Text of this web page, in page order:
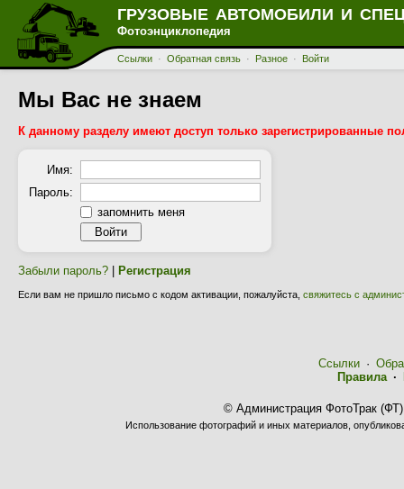
ГРУЗОВЫЕ АВТОМОБИЛИ И
Фотоэнциклопедия
Ссылки · Обратная связь · Разное · Войти
Мы Вас не знаем
К данному разделу имеют доступ только зарегистрированные
Имя:
Пароль:
запомнить меня
Забыли пароль? Регистрация
Если вам не пришло письмо с кодом активации, пожалуйста, свяжитесь с
Ссылки·
Правила·
© Администрация ФотоТрак
Использование фотографий и иных материалов,